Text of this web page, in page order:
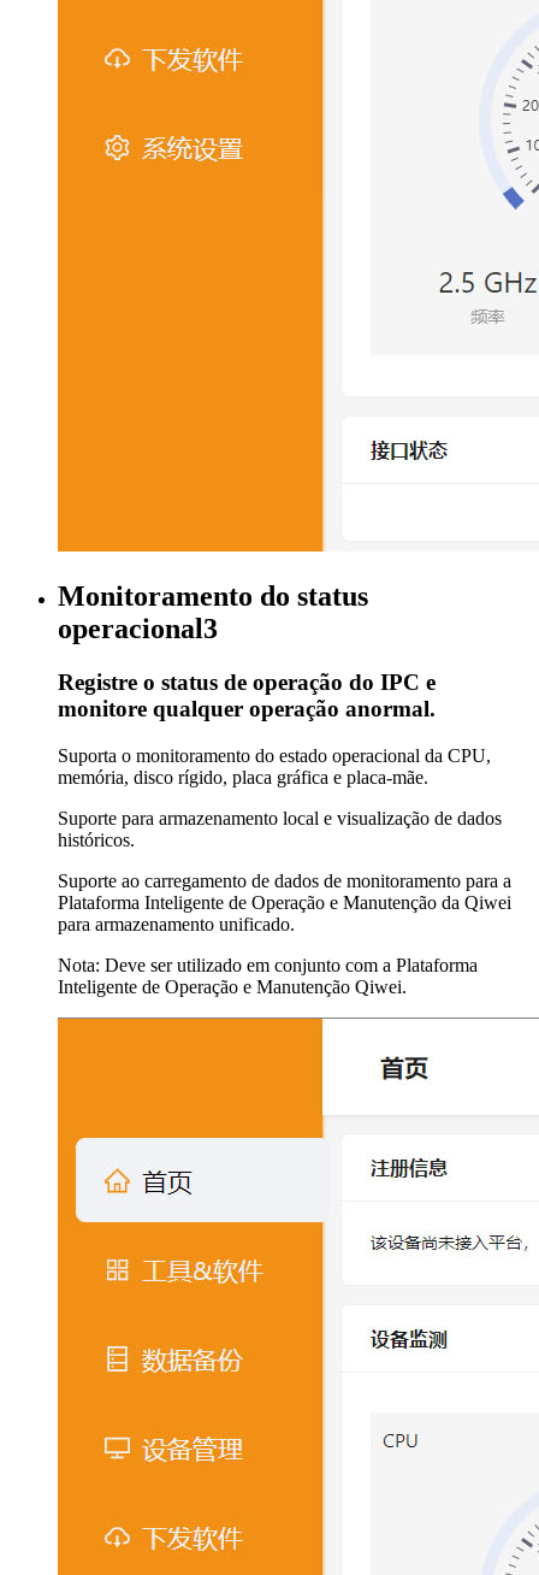
Monitoramento do status
operacional3
Registre o status de operação do IPC e
monitore qualquer operação anormal.
Suporta o monitoramento do estado operacional da CPU,
memória, disco rígido, placa gráfica e placa-mãe.
Suporte para armazenamento local e visualização de dados
históricos.
Suporte ao carregamento de dados de monitoramento para a
Plataforma Inteligente de Operação e Manutenção da Qiwei
para armazenamento unificado.
Nota: Deve ser utilizado em conjunto com a Plataforma
Inteligente de Operação e Manutenção Qiwei.